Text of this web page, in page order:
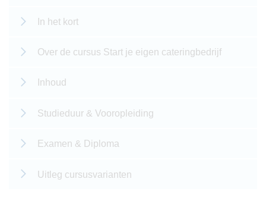
In het kort
Over de cursus Start je eigen cateringbedrijf
Inhoud
Studieduur & Vooropleiding
Examen & Diploma
Uitleg cursusvarianten